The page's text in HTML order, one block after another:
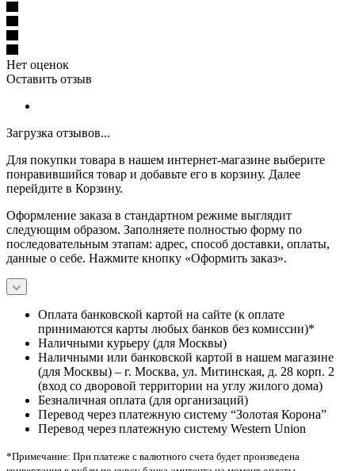
Каждая картина создана с душой и открытым сердцем для
женщин.
С любовью, Ольга Забалуева.
Отзывы
Нет оценок
Оставить отзыв